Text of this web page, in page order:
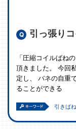
引っ張り
「圧縮コイルばね
頂きました。 今回
定し、 バネの自重
ることができる
引きばね